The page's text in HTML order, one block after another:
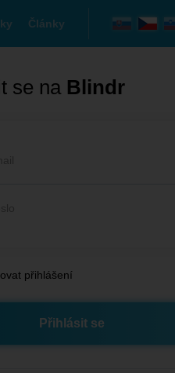
Články
se na Blindr
přihlášení